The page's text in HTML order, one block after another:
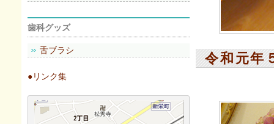
令和元年
歯科グッズ
舌ブラシ
●リンク集